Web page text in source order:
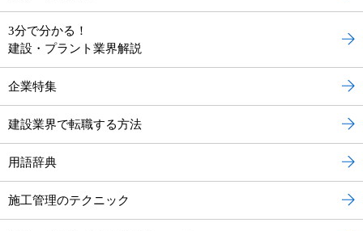
3分で分かる！
建設・プラント業界解説
企業特集
建設業界で転職する方法
用語辞典
施工管理のテクニック